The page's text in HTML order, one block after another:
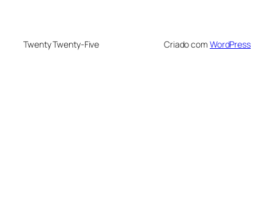
Twenty Twenty-Five Criado com WordPress